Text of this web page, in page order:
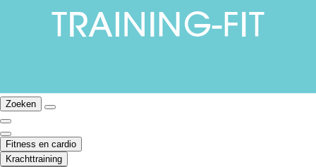
Zoeken
Fitness en cardio
Krachttraining